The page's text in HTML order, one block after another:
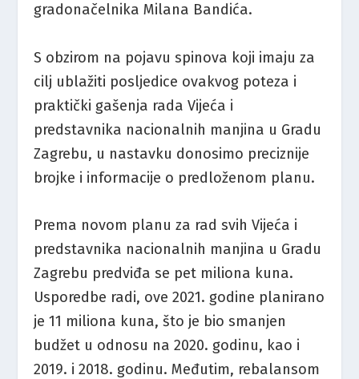
gradonačelnika Milana Bandića.
S obzirom na pojavu spinova koji imaju za
cilj ublažiti posljedice ovakvog poteza i
praktički gašenja rada Vijeća i
predstavnika nacionalnih manjina u Gradu
Zagrebu, u nastavku donosimo preciznije
brojke i informacije o predloženom planu.
Prema novom planu za rad svih Vijeća i
predstavnika nacionalnih manjina u Gradu
Zagrebu predviđa se pet miliona kuna.
Usporedbe radi, ove 2021. godine planirano
je 11 miliona kuna, što je bio smanjen
budžet u odnosu na 2020. godinu, kao i
2019. i 2018. godinu. Međutim, rebalansom